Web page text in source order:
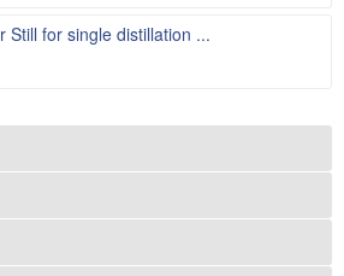
Still for single distillation ...